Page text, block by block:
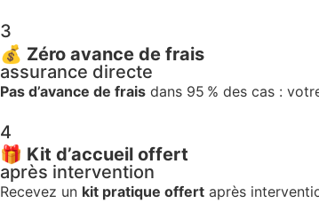
3
💰 Zéro avance de frais
assurance directe
Pas d’avance de frais dans 95 % des cas :
4
🎁 Kit d’accueil offert
après intervention
Recevez un kit pratique offert après